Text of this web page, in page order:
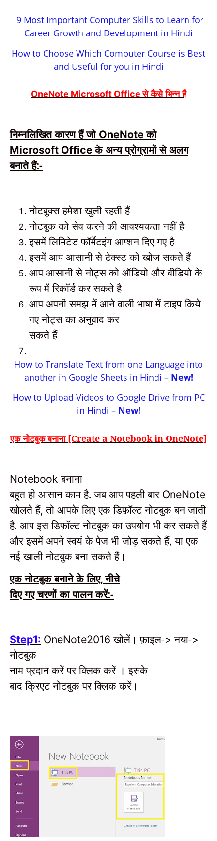
9 Most Important Computer Skills to Learn for
Career Growth and Development in Hindi
How to Choose Which Computer Course is Best
and Useful for you in Hindi
OneNote Microsoft Officeसे कैसे भिन्न है
निम्नलिखित कारण हैं जो OneNoteको
Microsoft Officeके अन्य प्रोग्रामों से अलग
बनाते हैं:-
नोटबुक्स हमेशा खुली रहती हैं
नोटबुक को सेव करने की आवश्यकता नहीं है
इसमें लिमिटेड फॉर्मेटइंग आप्शन दिए गए है
इसमें आप आसानी से टेक्स्ट को खोज सकते हैं
आप आसानी से नोट्स को ऑडियो और वीडियो के
रूप में रिकॉर्ड कर सकते है
आप अपनी समझ में आने वाली भाषा में टाइप किये
गए नोट्स का अनुवाद कर
सकते हैं
How to Translate Text from one Language into
another in Google Sheets in Hindi – New!
How to Upload Videos to Google Drive from PC
in Hindi – New!
एक नोटबुक बनाना [Create a Notebook in OneNote]
Notebookबनाना
बहुत ही आसान काम है. जब आप पहली बार OneNote
खोलते हैं,तो आपके लिए एक डिफ़ॉल्ट नोटबुक बन जाती
है. आप इस डिफ़ॉल्ट नोटबुक का उपयोग भी कर सकते हैं
और इसमें अपने स्वयं के पेज भी जोड़ सकते हैं,या एक
नई खाली नोटबुक बना सकते हैं।
एक नोटबुक बनाने के लिए,नीचे
दिए गए चरणों का पालन करें:-
Step1: OneNote2016खोलें। फ़ाइल->नया->
नोटबुक
नाम प्रदान करें पर क्लिक करें । इसके
बाद क्रिएट नोटबुक पर क्लिक करें।